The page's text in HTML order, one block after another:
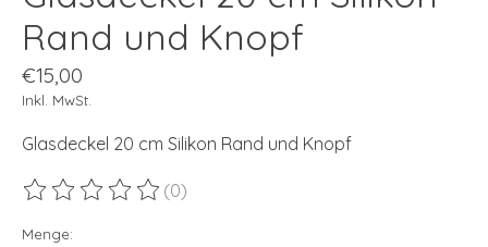
Rand und Knopf
€15,00
Inkl. MwSt.
Glasdeckel 20 cm Silikon Rand und Knopf
Die Bewertung dieses Produkts ist
(0)
Menge: